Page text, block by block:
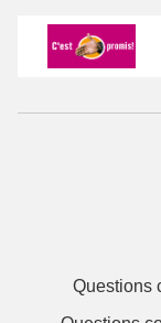
Questions